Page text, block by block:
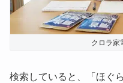
クロラ家
検索していると、「ほぐ